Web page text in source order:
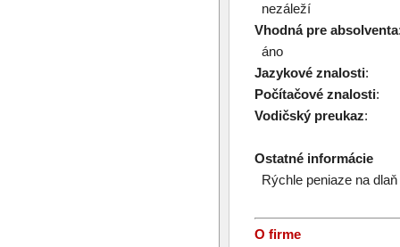
nezáleží
Vhodná pre absolventa
áno
Jazykové znalosti:
Počítačové znalosti:
Vodičský preukaz:
Ostatné informácie
Rýchle peniaze na
O firme